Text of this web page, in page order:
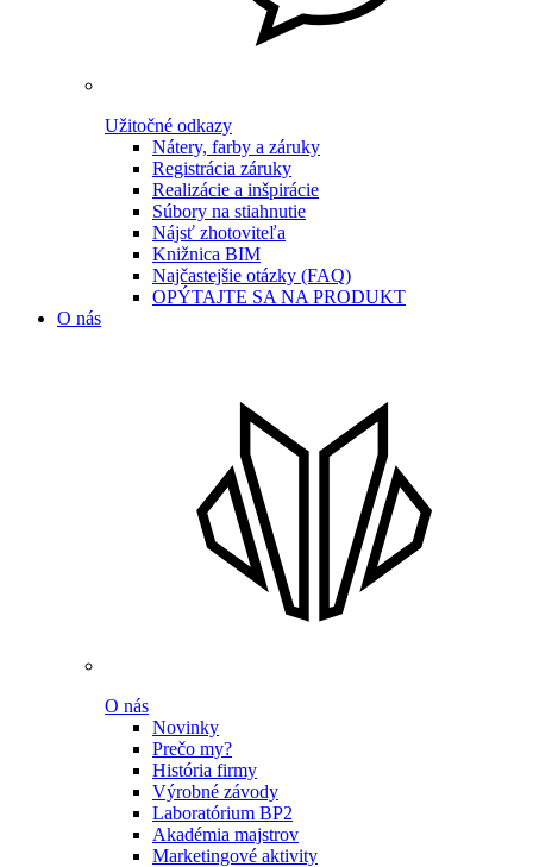
Užitočné odkazy
Nátery, farby a záruky
Registrácia záruky
Realizácie a inšpirácie
Súbory na stiahnutie
Nájsť zhotoviteľa
Knižnica BIM
Najčastejšie otázky (FAQ)
OPÝTAJTE SA NA PRODUKT
O nás
O nás
Novinky
Prečo my?
História firmy
Výrobné závody
Laboratórium BP2
Akadémia majstrov
Marketingové aktivity